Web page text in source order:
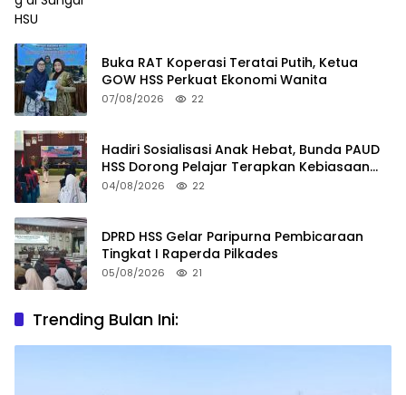
Buka RAT Koperasi Teratai Putih, Ketua
GOW HSS Perkuat Ekonomi Wanita
07/08/2026 22
Hadiri Sosialisasi Anak Hebat, Bunda PAUD
HSS Dorong Pelajar Terapkan Kebiasaan
Baik
04/08/2026 22
DPRD HSS Gelar Paripurna Pembicaraan
Tingkat I Raperda Pilkades
05/08/2026 21
Trending Bulan Ini: